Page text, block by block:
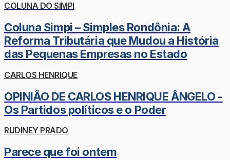
COLUNA DO SIMPI
Coluna Simpi – Simples Rondônia: A
Reforma Tributária que Mudou a História
das Pequenas Empresas no Estado
CARLOS HENRIQUE
OPINIÃO DE CARLOS HENRIQUE ÂNGELO -
Os Partidos políticos e o Poder
RUDINEY PRADO
Parece que foi ontem